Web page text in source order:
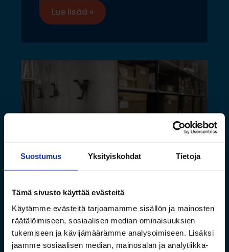
Suostumus Yksityiskohdat Tietoja
Tämä sivusto käyttää evästeitä
Käytämme evästeitä tarjoamamme sisällön ja mainosten
räätälöimiseen, sosiaalisen median ominaisuuksien
tukemiseen ja kävijämäärämme analysoimiseen. Lisäksi
jaamme sosiaalisen median, mainosalan ja analytiikka-
Lue lisää »
Saamelaismuseon ja
luontokeskuksen esineistölle
sopivat ilmastoidut ja
kestävät säilytysratkaisut